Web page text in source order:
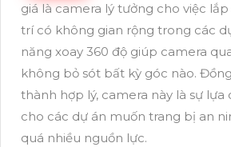
giá là camera lý tưởng cho việc
trí có không gian rộng trong các
năng xoay 360 độ giúp camera
không bỏ sót bất kỳ góc nào.
thành hợp lý, camera này là sự lựa
cho các dự án muốn trang bị an
quá nhiều nguồn lực.